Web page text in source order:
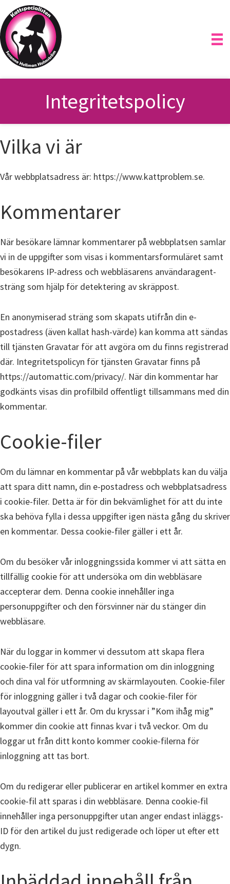
Hoppa
till
huvudinnehåll
Integritetspolicy
Vilka vi är
Vår webbplatsadress är: https://www.kattproblem.se.
Kommentarer
När besökare lämnar kommentarer på webbplatsen samlar
vi in de uppgifter som visas i kommentarsformuläret samt
besökarens IP-adress och webbläsarens användaragent-
sträng som hjälp för detektering av skräppost.
En anonymiserad sträng som skapats utifrån din e-
postadress (även kallat hash-värde) kan komma att sändas
till tjänsten Gravatar för att avgöra om du finns registrerad
där. Integritetspolicyn för tjänsten Gravatar finns på
https://automattic.com/privacy/. När din kommentar har
godkänts visas din profilbild offentligt tillsammans med din
kommentar.
Cookie-filer
Om du lämnar en kommentar på vår webbplats kan du välja
att spara ditt namn, din e-postadress och webbplatsadress
i cookie-filer. Detta är för din bekvämlighet för att du inte
ska behöva fylla i dessa uppgifter igen nästa gång du skriver
en kommentar. Dessa cookie-filer gäller i ett år.
Om du besöker vår inloggningssida kommer vi att sätta en
tillfällig cookie för att undersöka om din webbläsare
accepterar dem. Denna cookie innehåller inga
personuppgifter och den försvinner när du stänger din
webbläsare.
När du loggar in kommer vi dessutom att skapa flera
cookie-filer för att spara information om din inloggning
och dina val för utformning av skärmlayouten. Cookie-filer
för inloggning gäller i två dagar och cookie-filer för
layoutval gäller i ett år. Om du kryssar i ”Kom ihåg mig”
kommer din cookie att finnas kvar i två veckor. Om du
loggar ut från ditt konto kommer cookie-filerna för
inloggning att tas bort.
Om du redigerar eller publicerar en artikel kommer en extra
cookie-fil att sparas i din webbläsare. Denna cookie-fil
innehåller inga personuppgifter utan anger endast inläggs-
ID för den artikel du just redigerade och löper ut efter ett
dygn.